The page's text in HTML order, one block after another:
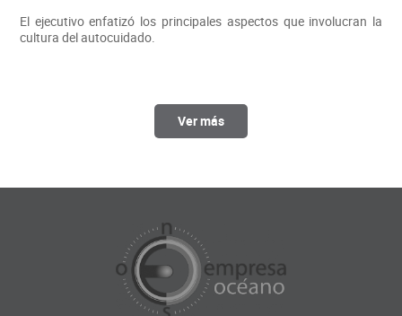
El ejecutivo enfatizó los principales aspectos que involucran la
cultura del autocuidado.
Ver más